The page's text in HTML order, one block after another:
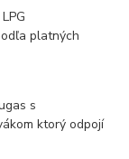
platných
s
ktorý odpojí